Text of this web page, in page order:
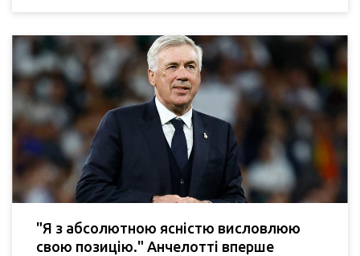
"Я з абсолютною ясністю висловлюю
свою позицію." Анчелотті вперше